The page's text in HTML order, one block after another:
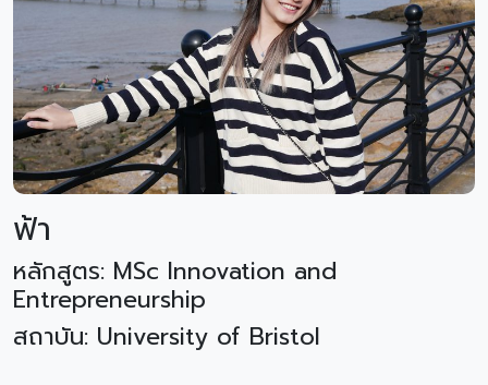
ฟ้า
หลักสูตร: MSc Innovation and
Entrepreneurship
สถาบัน: University of Bristol